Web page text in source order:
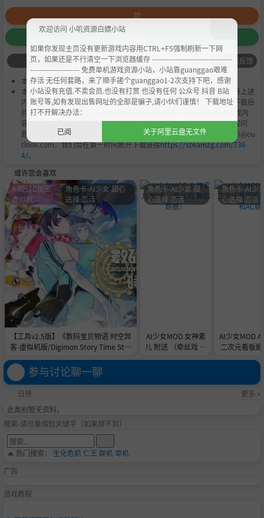
赞
问题反馈
本作品是由小叽资源 会员Chobits's 搬运作品.
本站提供的资源转载自国内外各大媒体和网络，仅供试玩体验；不得将上述
内容用于商业或者非法用途，否则，一切后果请用户自负。您必须在下载后
的24个小时之内，从您的电脑中彻底删除上述内容。如果您喜欢该游戏内
容，请支持正版，购买注册，得到更好的正版服务。我们非常重视版权问
题，如有侵权请邮件与我们联系处理。敬请谅解！E-mail：acgbns666@ou
tlook.com，我们会在第一时间断开下载链接https://steamzg.com/736
4/。
或许您会喜欢
【工具v2.5版】《数码宝贝物语 时空异
客-虚拟机版/Digimon Story Time Stra
官中免安装-简中31.1GB
A-绕过D加密
虚拟机
角色卡-AI少女 甜心
选择 恋活
AI少女MOD 女神素
儿 附送 （牵丝戏 舞
角色卡-AI少女 甜
心选择 恋活
AI少女MOD A
二次元看板
角色卡-AI少
心选择 恋活
参与讨论聊一聊
日榜
更多 »
此类别暂无资料。
搜索-请尽量缩短关键字（如果搜不到）
🔥 热门搜索： 生化危机仁王 联机单机
广告
游戏教程
欢迎访问 小叽资源白嫖小站
如果你发现主页没有更新游戏内容用CTRL+F5强制刷新一下网
页，如果还是不行清空一下浏览器缓存 ----------------------------------
--------------------- 免费单机游戏资源小站，小站靠guanggao艰难
存活 无任何套路，来了顺手搓个guanggao1-2次支持下吧，感谢
小站没有充值.不卖会员.也没有打赏 也没有任何 公众号 抖音 B站
账号等,如有发现出售网址的全部是骗子,请小伙们谨慎！ 下载地址
打不开解决办法：
已阅
关于阿里云盘无文件